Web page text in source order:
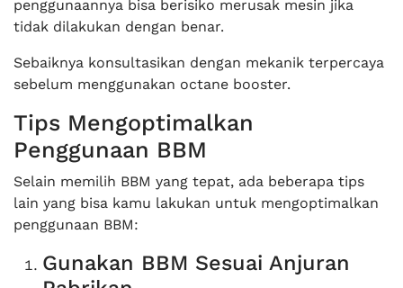
penggunaannya bisa berisiko merusak mesin jika
tidak dilakukan dengan benar.
Sebaiknya konsultasikan dengan mekanik terpercaya
sebelum menggunakan octane booster.
Tips Mengoptimalkan
Penggunaan BBM
Selain memilih BBM yang tepat, ada beberapa tips
lain yang bisa kamu lakukan untuk mengoptimalkan
penggunaan BBM:
Gunakan BBM Sesuai Anjuran